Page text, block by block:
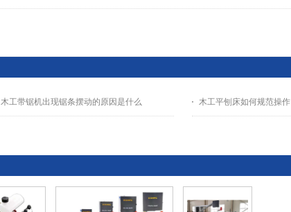
木工带锯机出现锯条摆动的原因是什么 木工平刨床如何规范操作